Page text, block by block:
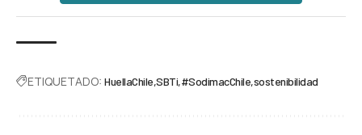
ETIQUETADO: HuellaChile SBTi #SodimacChile sostenibilidad